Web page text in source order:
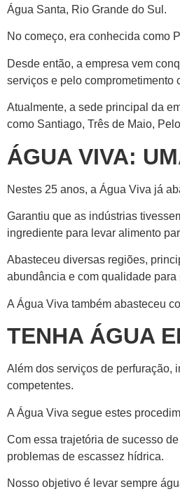
Água Santa, Rio Grande do Sul.
No começo, era conhecida como
Desde então, a empresa vem
serviços e pelo comprometimento
Atualmente, a sede principal da
como Santiago, Três de Maio,
ÁGUA VIVA:
Nestes 25 anos, a Água Viva já
Garantiu que as indústrias
ingrediente para levar alimento
Abasteceu diversas regiões,
abundância e com qualidade
A Água Viva também abasteceu
TENHA ÁGUA
Além dos serviços de perfuração,
competentes.
A Água Viva segue estes
Com essa trajetória de sucesso
problemas de escassez hídrica.
Nosso objetivo é levar sempre